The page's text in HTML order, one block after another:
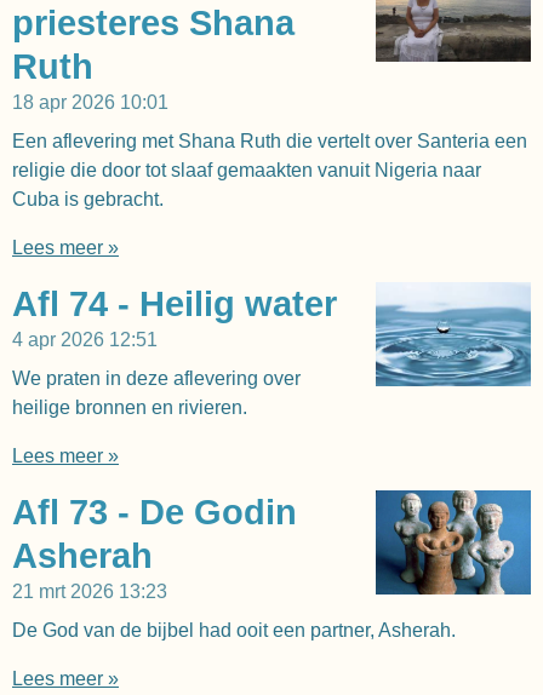
priesteres Shana
Ruth
18 apr 2026 10:01
Een aflevering met Shana Ruth die vertelt over Santeria een
religie die door tot slaaf gemaakten vanuit Nigeria naar
Cuba is gebracht.
Lees meer »
Afl 74 - Heilig water
4 apr 2026 12:51
We praten in deze aflevering over
heilige bronnen en rivieren.
Lees meer »
Afl 73 - De Godin
Asherah
21 mrt 2026 13:23
De God van de bijbel had ooit een partner, Asherah.
Lees meer »